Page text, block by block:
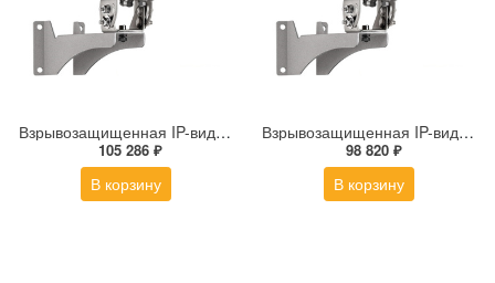
Взрывозащищенная IP-видеокамера Релион Релион-Exd-Н-100-ИК-IP5Мп2.7-13.5Z-PoE-SD-МК-TR
105 286 ₽
В корзину
Взрывозащищенная IP-видеокамера Релион Релион-Exd-Н-100-ИК-IP5Мп2.8mm-PoE-МК-TR
98 820 ₽
В корзину